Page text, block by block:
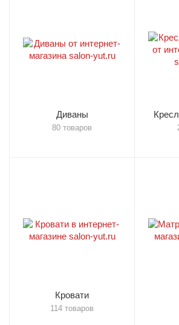
Диваны
80 товаров
Кровати
114 товаров